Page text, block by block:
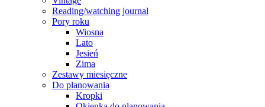
Reading/watching journal
Pory roku
Wiosna
Lato
Jesień
Zima
Zestawy miesięczne
Do planowania
Kropki